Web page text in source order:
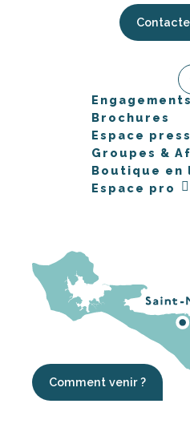
Brochures
Espace
Groupes &
Boutique en
Espace pro
Comment venir ?